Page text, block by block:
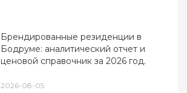
Брендированные резиденции в
Бодруме: аналитический отчет и
ценовой справочник за 2026 год.
2026-08-05